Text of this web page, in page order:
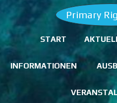
Primary
START
INFORMATIONEN